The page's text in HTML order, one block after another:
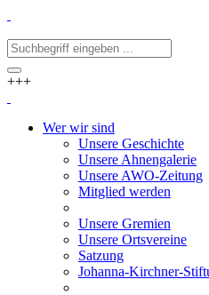
+++
Wer wir sind
Unsere Geschichte
Unsere Ahnengalerie
Unsere AWO-Zeitung
Mitglied werden
Unsere Gremien
Unsere Ortsvereine
Satzung
Johanna-Kirchner-